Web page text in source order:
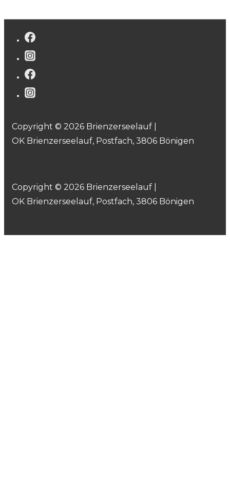
Copyright © 2026 Brienzerseelauf |
OK Brienzerseelauf, Postfach, 3806 Bönigen
Copyright © 2026 Brienzerseelauf |
OK Brienzerseelauf, Postfach, 3806 Bönigen